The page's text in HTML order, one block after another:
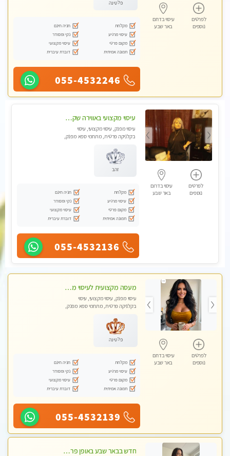
לפרטים
נוספים
עיסוי בדרום
באר שבע
פלטינה
מקלחת
חניה חינם
עיסוי מרגיע
נקי ומסודר
מקום פרטי
עיסוי מקצועי
תמונה אמיתית
דוברת עיברית
055-4532246
לפרטים
נוספים
עיסוי בדרום
באר שבע
עיסוי מקצועי באווירה שקטה מומלץ.....בבאר שבע
עיסוי מפנק, עיסוי מקצועי, עיסוי
בקלניקה פרטית, מתחמי ספא מפנק,
זהב
מקלחת
חניה חינם
עיסוי מרגיע
נקי ומסודר
מקום פרטי
עיסוי מקצועי
תמונה אמיתית
דוברת עיברית
055-4532136
לפרטים
נוספים
עיסוי בדרום
באר שבע
מעסה מקצועית לעיסוי מפנק ללא מין !!
עיסוי מפנק, עיסוי מקצועי, עיסוי
בקלניקה פרטית, מתחמי ספא מפנק,
פלטינה
מקלחת
חניה חינם
עיסוי מרגיע
נקי ומסודר
מקום פרטי
עיסוי מקצועי
תמונה אמיתית
דוברת עיברית
055-4532139
חדש בבאר שבע באופן פרטי ודיסקרטי מקום יפה מסודר נקי ואווירה נעימה יחס טוב בבית חם! ללא מין !